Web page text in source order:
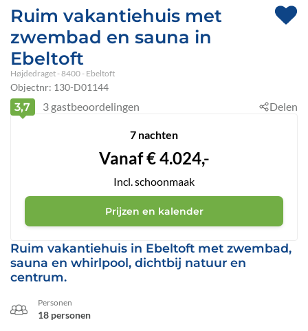
Ruim vakantiehuis met
zwembad en sauna in
Ebeltoft
Højdedraget - 8400 - Ebeltoft
Objectnr: 130-D01144
Ruim vakantiehuis in Ebeltoft met zwembad,
sauna en whirlpool, dichtbij natuur en
centrum.
Personen
18 personen
3,7 3gastbeoordelingen Delen
7 nachten
Vanaf€4.024,-
Incl. schoonmaak
Prijzen en kalender